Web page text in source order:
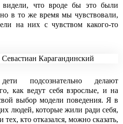
что вроде бы это были
в то же время мы чувствовали,
на них с чувством какого-то
подсознательно делают
как ведут себя взрослые, и на
выбор модели поведения. Я в
людей, которые жили ради себя,
тех, кто отказался, можно сказать,